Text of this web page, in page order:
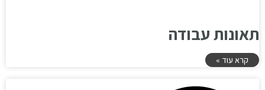
תאונות עבודה
קרא עוד »